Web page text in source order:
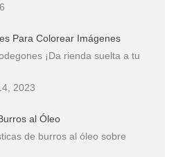
Para Colorear Imágenes
¡Da rienda suelta a tu
2023
al Óleo
de burros al óleo sobre